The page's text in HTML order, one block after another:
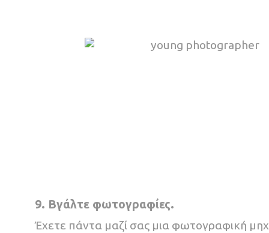
9. Βγάλτε φωτογραφίες.
Έχετε πάντα μαζί σας μια φωτογραφική